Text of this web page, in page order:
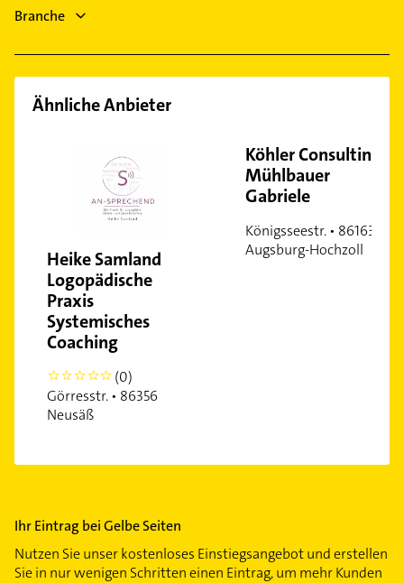
Sanitärinstallation
Branche
Ähnliche Anbieter
Heike Samland
Logopädische
Praxis
Systemisches
Coaching
0
(0)
Görresstr. • 86356
Neusäß
Köhler Consulting,
Mühlbauer
Gabriele
Königsseestr. • 86163
Augsburg-Hochzoll
Ihr Eintrag bei Gelbe Seiten
Nutzen Sie unser kostenloses Einstiegsangebot und erstellen
Sie in nur wenigen Schritten einen Eintrag, um mehr Kunden